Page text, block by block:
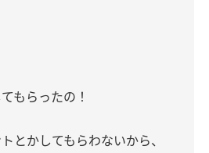
もらったの！
とかしてもらわないから、